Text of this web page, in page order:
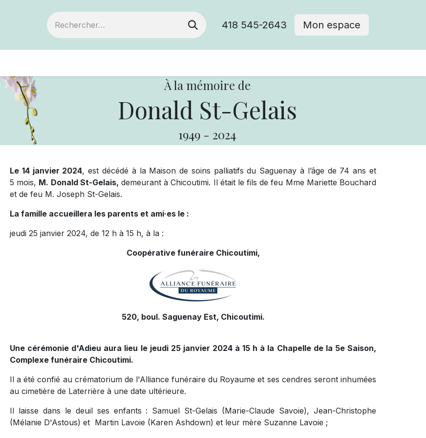
418 545-2643 Mon espace
À la mémoire de
Donald St-Gelais
1949 - 2024
Le 14 janvier 2024, est décédé à la Maison de soins palliatifs du Saguenay à l’âge de 74 ans et
5 mois, M. Donald St-Gelais, demeurant à Chicoutimi. Il était le fils de feu Mme Mariette Bouchard
et de feu M. Joseph St-Gelais.
La famille accueillera les parents et ami·es le :
jeudi 25 janvier 2024, de 12 h à 15 h, à la :
Coopérative funéraire Chicoutimi,
520, boul. Saguenay Est, Chicoutimi.
Une cérémonie d'Adieu aura lieu le jeudi 25 janvier 2024 à 15 h à la Chapelle de la 5e Saison,
Complexe funéraire Chicoutimi.
Il a été confié au crématorium de l'Alliance funéraire du Royaume et ses cendres seront inhumées
au cimetière de Laterrière à une date ultérieure.
Il laisse dans le deuil ses enfants : Samuel St-Gelais (Marie-Claude Savoie), Jean-Christophe
(Mélanie D'Astous) et Martin Lavoie (Karen Ashdown) et leur mère Suzanne Lavoie ;